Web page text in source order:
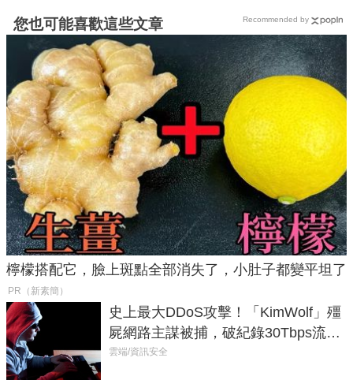
您也可能喜歡這些文章
檸檬搭配它，臉上斑點全部消失了，小肚子都變平坦了
PR（新素簡）
史上最大DDoS攻擊！「KimWolf」殭
屍網路主謀被捕，破紀錄30Tbps流量
癱瘓全球！
雲端/資訊安全
Recommended by